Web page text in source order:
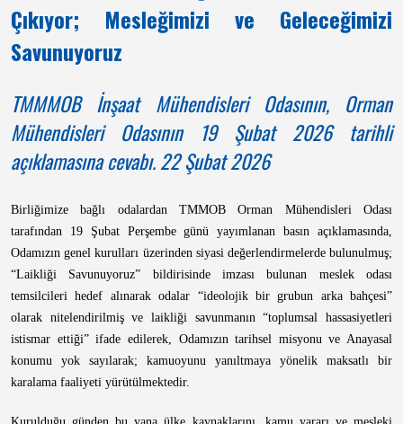
Çıkıyor; Mesleğimizi ve Geleceğimizi
Savunuyoruz
TMMMOB İnşaat Mühendisleri Odasının, Orman
Mühendisleri Odasının 19 Şubat 2026 tarihli
açıklamasına cevabı. 22 Şubat 2026
Birliğimize bağlı odalardan TMMOB Orman Mühendisleri Odası
tarafından 19 Şubat Perşembe günü yayımlanan basın açıklamasında,
Odamızın genel kurulları üzerinden siyasi değerlendirmelerde bulunulmuş;
“Laikliği Savunuyoruz” bildirisinde imzası bulunan meslek odası
temsilcileri hedef alınarak odalar “ideolojik bir grubun arka bahçesi”
olarak nitelendirilmiş ve laikliği savunmanın “toplumsal hassasiyetleri
istismar ettiği” ifade edilerek, Odamızın tarihsel misyonu ve Anayasal
konumu yok sayılarak; kamuoyunu yanıltmaya yönelik maksatlı bir
karalama faaliyeti yürütülmektedir.